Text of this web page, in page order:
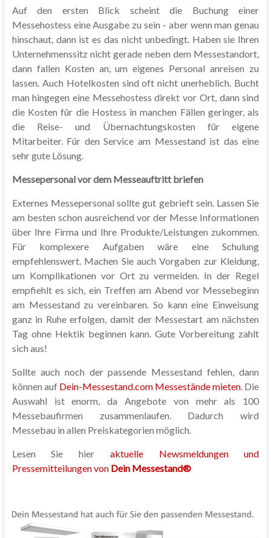
Auf den ersten Blick scheint die Buchung einer
Messehostess eine Ausgabe zu sein - aber wenn man genau
hinschaut, dann ist es das nicht unbedingt. Haben sie Ihren
Unternehmenssitz nicht gerade neben dem Messestandort,
dann fallen Kosten an, um eigenes Personal anreisen zu
lassen. Auch Hotelkosten sind oft nicht unerheblich. Bucht
man hingegen eine Messehostess direkt vor Ort, dann sind
die Kosten für die Hostess in manchen Fällen geringer, als
die Reise- und Übernachtungskosten für eigene
Mitarbeiter. Für den Service am Messestand ist das eine
sehr gute Lösung.
Messepersonal vor dem Messeauftritt briefen
Externes Messepersonal sollte gut gebrieft sein. Lassen Sie
am besten schon ausreichend vor der Messe Informationen
über Ihre Firma und Ihre Produkte/Leistungen zukommen.
Für komplexere Aufgaben wäre eine Schulung
empfehlenswert. Machen Sie auch Vorgaben zur Kleidung,
um Komplikationen vor Ort zu vermeiden. In der Regel
empfiehlt es sich, ein Treffen am Abend vor Messebeginn
am Messestand zu vereinbaren. So kann eine Einweisung
ganz in Ruhe erfolgen, damit der Messestart am nächsten
Tag ohne Hektik beginnen kann. Gute Vorbereitung zahlt
sich aus!
Sollte auch noch der passende Messestand fehlen, dann
können auf Dein-Messestand.com Messestände mieten. Die
Auswahl ist enorm, da Angebote von mehr als 100
Messebaufirmen zusammenlaufen. Dadurch wird
Messebau in allen Preiskategorien möglich.
Lesen Sie hier aktuelle Newsmeldungen und
Pressemitteilungen von Dein Messestand®